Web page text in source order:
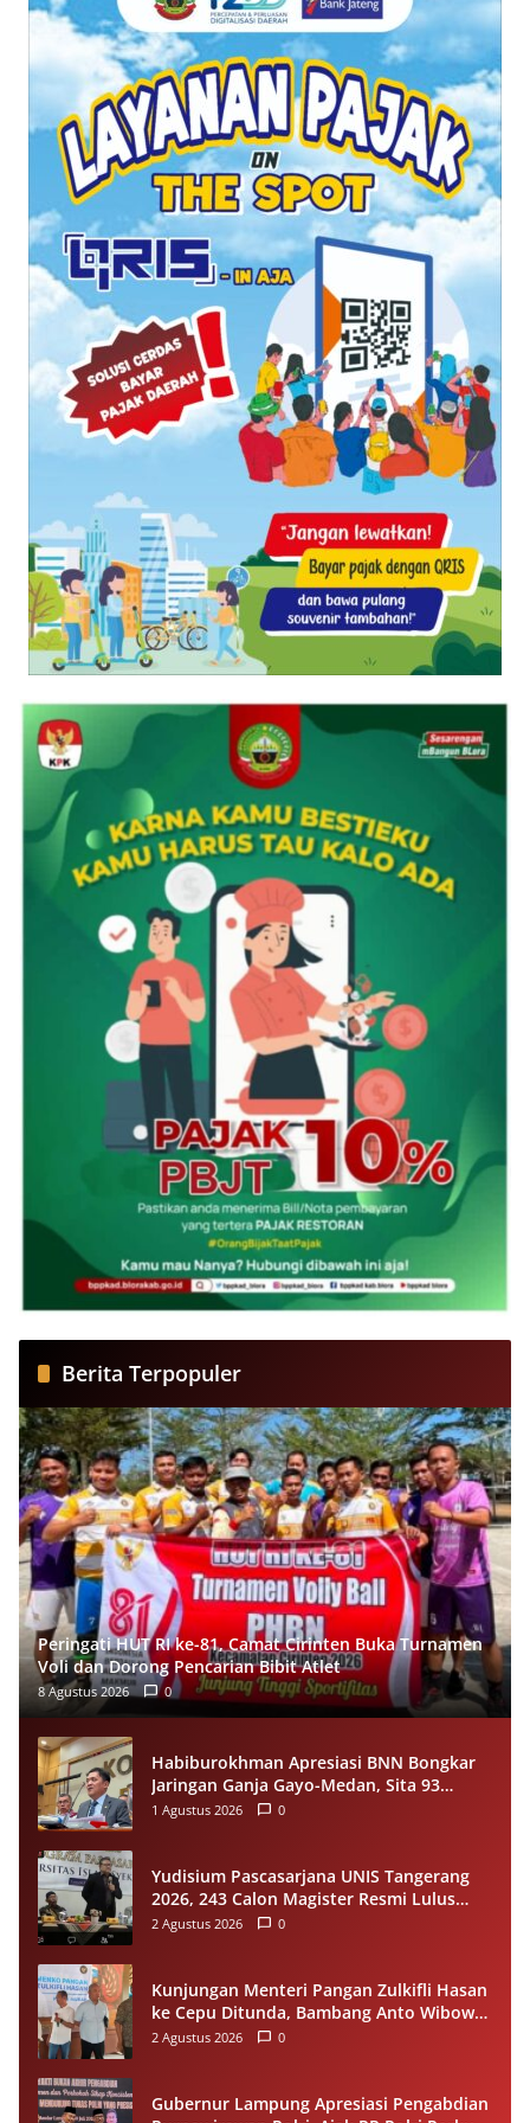
Berita Terpopuler
Peringati HUT RI ke-81, Camat Cirinten Buka Turnamen
Voli dan Dorong Pencarian Bibit Atlet
8 Agustus 2026 0
Habiburokhman Apresiasi BNN Bongkar
Jaringan Ganja Gayo-Medan, Sita 93
Kilogram di Sumut
1 Agustus 2026 0
Yudisium Pascasarjana UNIS Tangerang
2026, 243 Calon Magister Resmi Lulus
Siap Diwisuda Oktober
2 Agustus 2026 0
Kunjungan Menteri Pangan Zulkifli Hasan
ke Cepu Ditunda, Bambang Anto Wibowo
Tetap Salurkan Bantuan kepada Warga
2 Agustus 2026 0
Gubernur Lampung Apresiasi Pengabdian